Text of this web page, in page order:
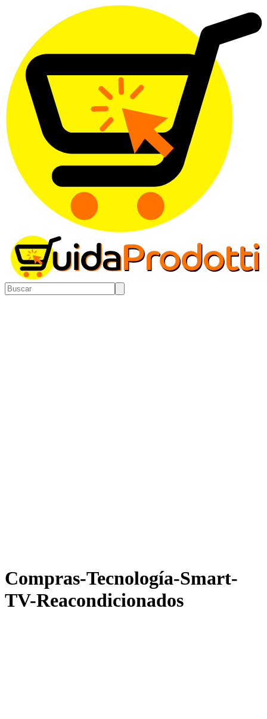
Compras-Tecnología-Smart-
TV-Reacondicionados